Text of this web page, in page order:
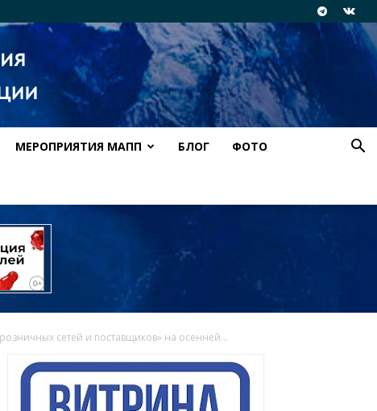
МЕРОПРИЯТИЯ МАПП БЛОГ ФОТО
сетей и поставщиков» на осенней...